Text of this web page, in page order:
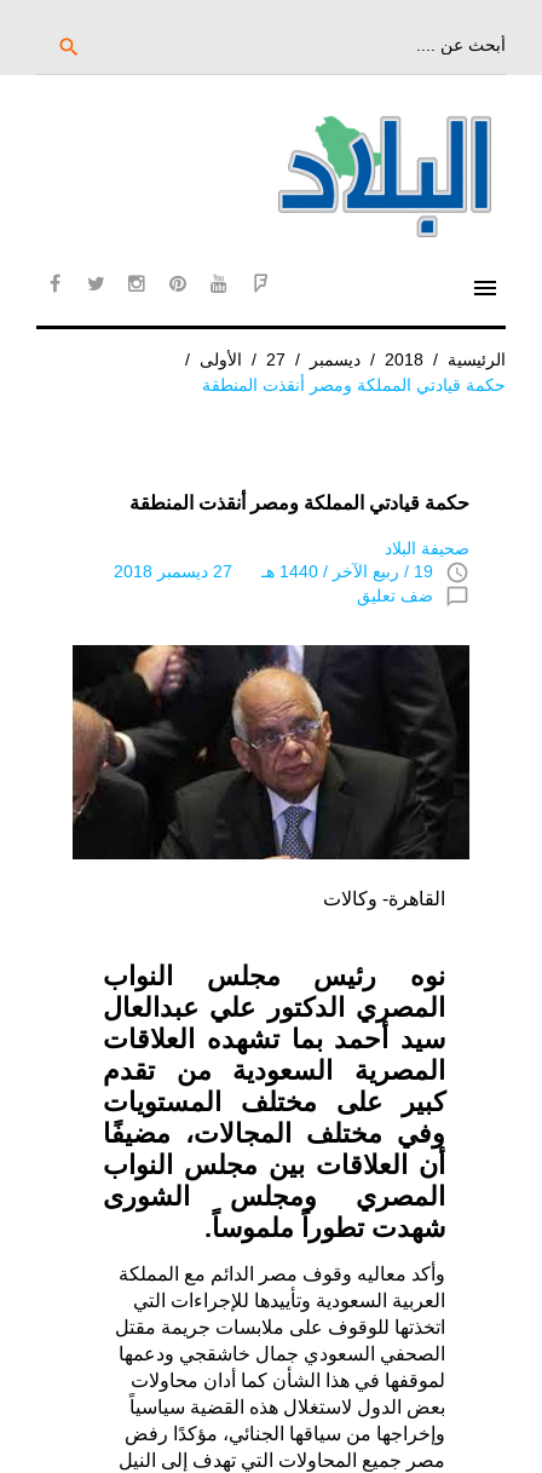
search
menu
الرئيسية /
2018
/ ديسمبر /
27
/ الأولى /
حكمة قيادتي المملكة ومصر أنقذت المنطقة
حكمة قيادتي المملكة ومصر أنقذت المنطقة
صحيفة البلاد
access_time 19 / ربيع الآخر / 1440 هـ 27 ديسمبر 2018
chat_bubble_outline ضف تعليق
القاهرة- وكالات
نوه رئيس مجلس النواب
المصري الدكتور علي عبدالعال
سيد أحمد بما تشهده العلاقات
المصرية السعودية من تقدم
كبير على مختلف المستويات
وفي مختلف المجالات، مضيفًا
أن العلاقات بين مجلس النواب
المصري ومجلس الشورى
شهدت تطوراً ملموساً.
وأكد معاليه وقوف مصر الدائم مع المملكة
العربية السعودية وتأييدها للإجراءات التي
اتخذتها للوقوف على ملابسات جريمة مقتل
الصحفي السعودي جمال خاشقجي ودعمها
لموقفها في هذا الشأن كما أدان محاولات
بعض الدول لاستغلال هذه القضية سياسياً
وإخراجها من سياقها الجنائي، مؤكدًا رفض
مصر جميع المحاولات التي تهدف إلى النيل